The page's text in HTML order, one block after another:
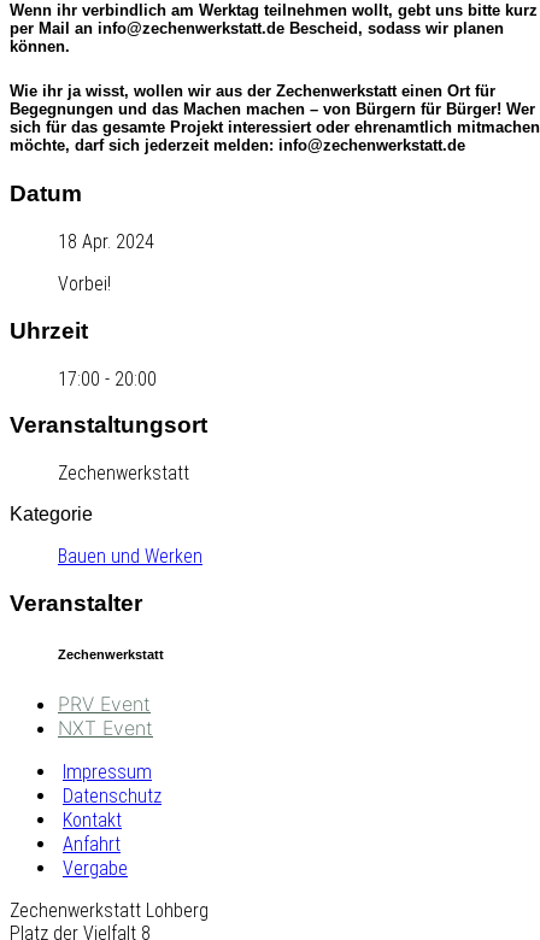
Wenn ihr verbindlich am Werktag teilnehmen wollt, gebt uns bitte kurz
per Mail an info@zechenwerkstatt.de Bescheid, sodass wir planen
können.
Wie ihr ja wisst, wollen wir aus der Zechenwerkstatt einen Ort für
Begegnungen und das Machen machen – von Bürgern für Bürger! Wer
sich für das gesamte Projekt interessiert oder ehrenamtlich mitmachen
möchte, darf sich jederzeit melden: info@zechenwerkstatt.de
Datum
18 Apr. 2024
Vorbei!
Uhrzeit
17:00 - 20:00
Veranstaltungsort
Zechenwerkstatt
Kategorie
Bauen und Werken
Veranstalter
Zechenwerkstatt
PRV Event
NXT Event
Impressum
Datenschutz
Kontakt
Anfahrt
Vergabe
Zechenwerkstatt Lohberg
Platz der Vielfalt 8